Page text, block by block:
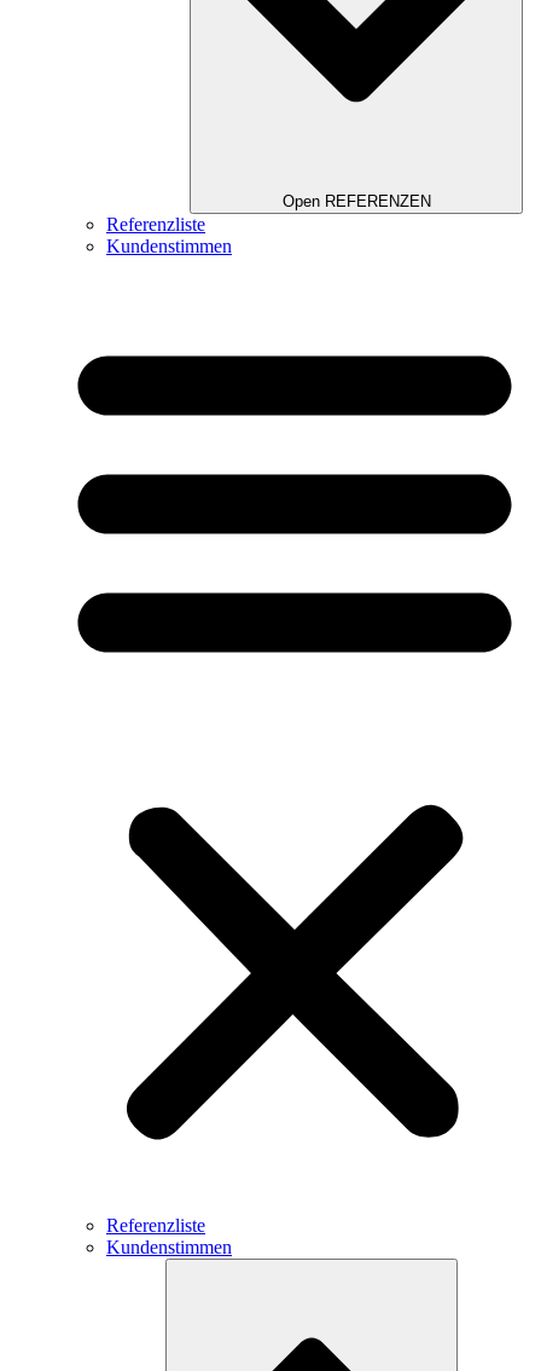
Open REFERENZEN
Referenzliste
Kundenstimmen
Referenzliste
Kundenstimmen